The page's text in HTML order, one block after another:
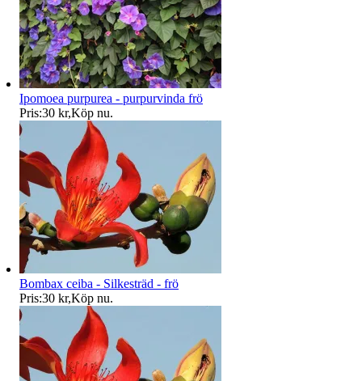
Ipomoea purpurea - purpurvinda frö
Pris:30 kr,Köp nu.
Bombax ceiba - Silkesträd - frö
Pris:30 kr,Köp nu.